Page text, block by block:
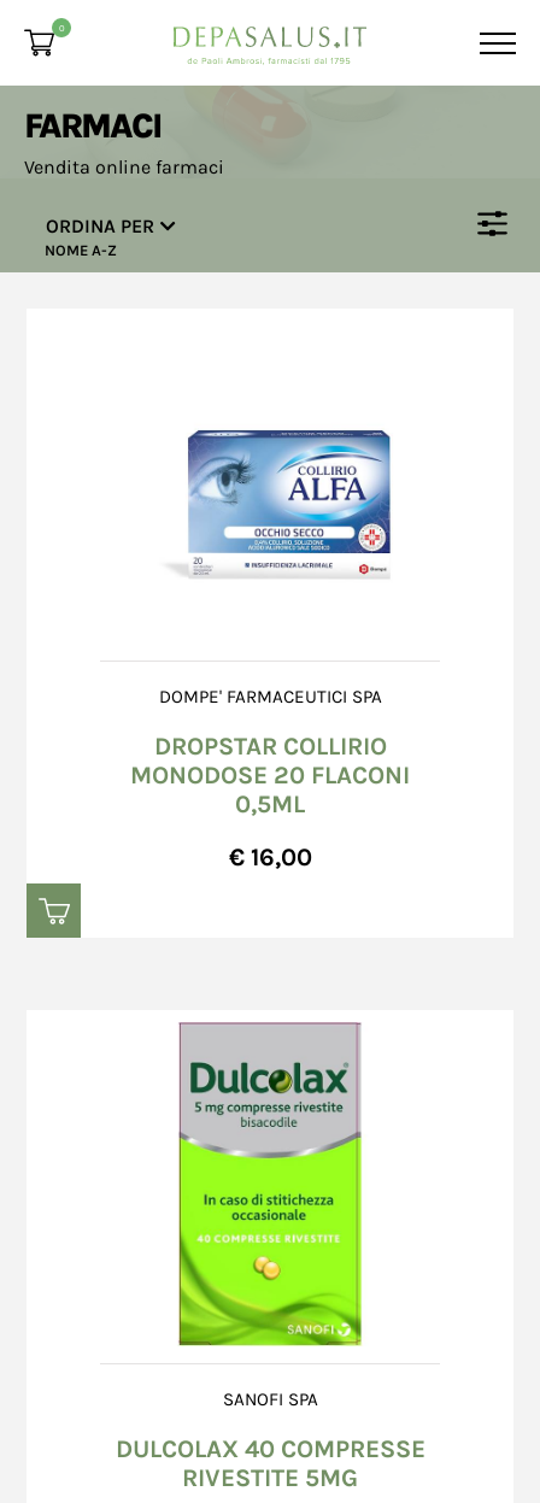
0
FARMACI
Vendita online farmaci
ORDINA PER
NOME A-Z
DOMPE' FARMACEUTICI SPA
DROPSTAR COLLIRIO
MONODOSE 20 FLACONI
0,5ML
€ 16,00
SANOFI SPA
DULCOLAX 40 COMPRESSE
RIVESTITE 5MG